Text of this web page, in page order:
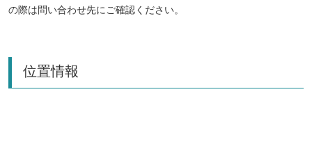
の際は問い合わせ先にご確認ください。
位置情報